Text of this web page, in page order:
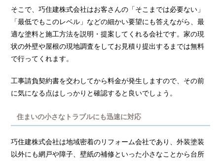
そこで、巧住建株式会社はお客さんの「そこまでは必要ない」
「最低でもこのレベル」などの細かい要望にも答えながら、最
適な塗料と施工方法を説明・提案してくれる会社です。家の現
状の外壁や屋根の現地調査をしてお見積り提出するまでは無料
で行ってくれます。
工事請負契約書を交わしてから料金が発生しますので、その前
に気になる点はしっかりと確認すると良いでしょう。
住まいの小さなトラブルにも迅速に対応
巧住建株式会社は地域密着のリフォーム会社であり、外装塗装
以外にも網戸や障子、壁紙の補修といった小さなことから台所